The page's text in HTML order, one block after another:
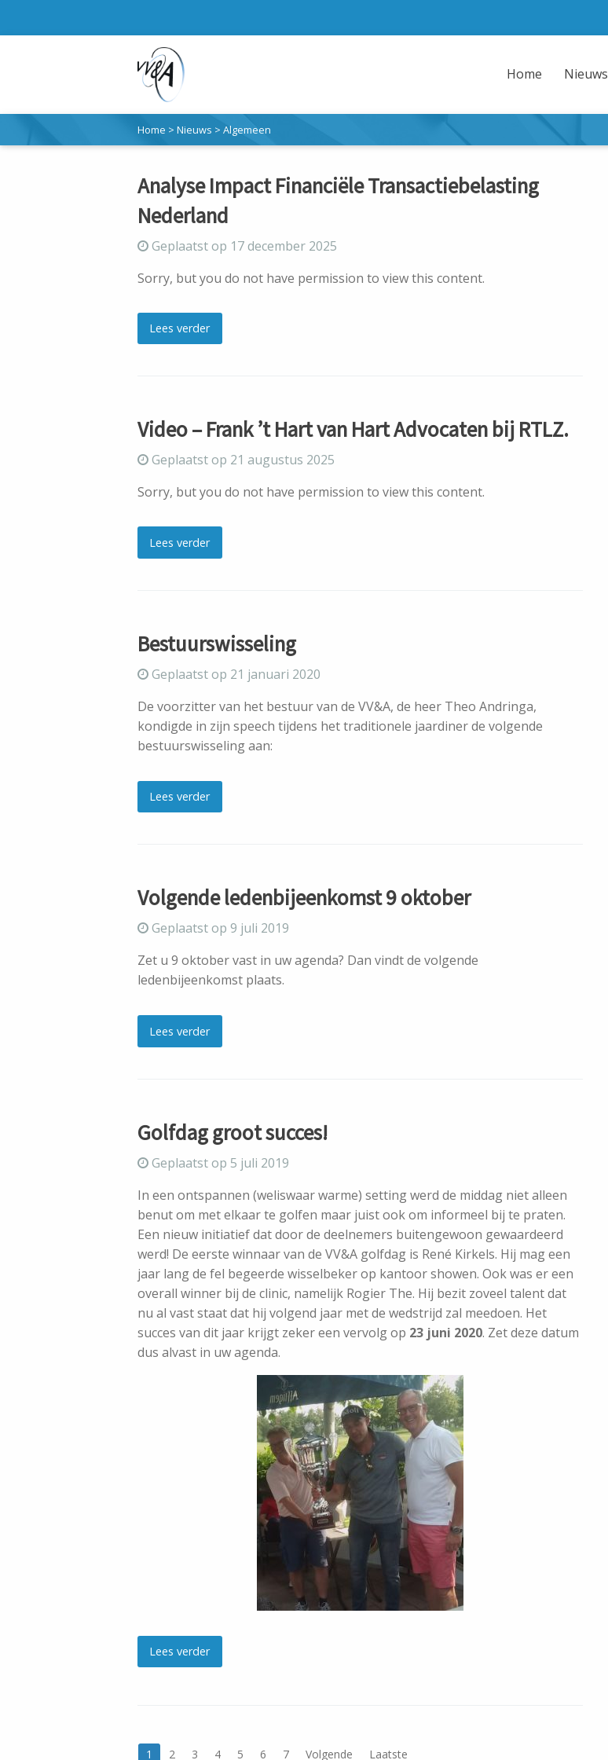
Home Nieuws
Home > Nieuws > Algemeen
Analyse Impact Financiële Transactiebelasting
Nederland
Geplaatst op 17 december 2025
Sorry, but you do not have permission to view this content.
Lees verder
Video – Frank ’t Hart van Hart Advocaten bij RTLZ.
Geplaatst op 21 augustus 2025
Sorry, but you do not have permission to view this content.
Lees verder
Bestuurswisseling
Geplaatst op 21 januari 2020
De voorzitter van het bestuur van de VV&A, de heer Theo Andringa,
kondigde in zijn speech tijdens het traditionele jaardiner de volgende
bestuurswisseling aan:
Lees verder
Volgende ledenbijeenkomst 9 oktober
Geplaatst op 9 juli 2019
Zet u 9 oktober vast in uw agenda? Dan vindt de volgende
ledenbijeenkomst plaats.
Lees verder
Golfdag groot succes!
Geplaatst op 5 juli 2019
In een ontspannen (weliswaar warme) setting werd de middag niet alleen
benut om met elkaar te golfen maar juist ook om informeel bij te praten.
Een nieuw initiatief dat door de deelnemers buitengewoon gewaardeerd
werd! De eerste winnaar van de VV&A golfdag is René Kirkels. Hij mag een
jaar lang de fel begeerde wisselbeker op kantoor showen. Ook was er een
overall winner bij de clinic, namelijk Rogier The. Hij bezit zoveel talent dat
nu al vast staat dat hij volgend jaar met de wedstrijd zal meedoen. Het
succes van dit jaar krijgt zeker een vervolg op 23 juni 2020. Zet deze datum
dus alvast in uw agenda.
Lees verder
1 2 3 4 5 6 7 Volgende Laatste